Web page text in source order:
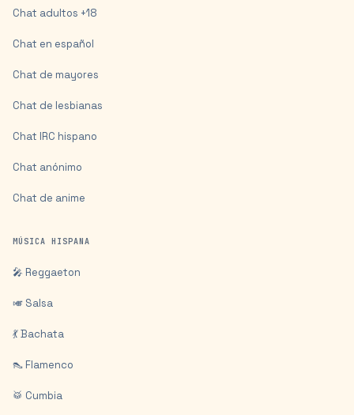
Chat adultos +18
Chat en español
Chat de mayores
Chat de lesbianas
Chat IRC hispano
Chat anónimo
Chat de anime
MÚSICA HISPANA
🎤 Reggaeton
🎺 Salsa
💃 Bachata
👠 Flamenco
🥁 Cumbia